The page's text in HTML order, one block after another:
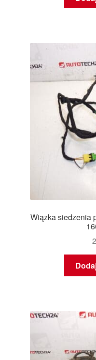
Wiązka siedzenia